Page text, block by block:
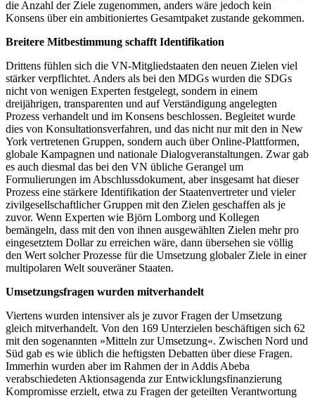
die Anzahl der Ziele zugenommen, anders wäre jedoch kein
Konsens über ein ambitioniertes Gesamtpaket zustande gekommen.
Breitere Mitbestimmung schafft Identifikation
Drittens fühlen sich die VN-Mitgliedstaaten den neuen Zielen viel
stärker verpflichtet. Anders als bei den MDGs wurden die SDGs
nicht von wenigen Experten festgelegt, sondern in einem
dreijährigen, transparenten und auf Verständigung angelegten
Prozess verhandelt und im Konsens beschlossen. Begleitet wurde
dies von Konsultationsverfahren, und das nicht nur mit den in New
York vertretenen Gruppen, sondern auch über Online-Plattformen,
globale Kampagnen und nationale Dialogveranstaltungen. Zwar gab
es auch diesmal das bei den VN übliche Gerangel um
Formulierungen im Abschlussdokument, aber insgesamt hat dieser
Prozess eine stärkere Identifikation der Staatenvertreter und vieler
zivilgesellschaftlicher Gruppen mit den Zielen geschaffen als je
zuvor. Wenn Experten wie Björn Lomborg und Kollegen
bemängeln, dass mit den von ihnen ausgewählten Zielen mehr pro
eingesetztem Dollar zu erreichen wäre, dann übersehen sie völlig
den Wert solcher Prozesse für die Umsetzung globaler Ziele in einer
multipolaren Welt souveräner Staaten.
Umsetzungsfragen wurden mitverhandelt
Viertens wurden intensiver als je zuvor Fragen der Umsetzung
gleich mitverhandelt. Von den 169 Unterzielen beschäftigen sich 62
mit den sogenannten »Mitteln zur Umsetzung«. Zwischen Nord und
Süd gab es wie üblich die heftigsten Debatten über diese Fragen.
Immerhin wurden aber im Rahmen der in Addis Abeba
verabschiedeten Aktionsagenda zur Entwicklungsfinanzierung
Kompromisse erzielt, etwa zu Fragen der geteilten Verantwortung